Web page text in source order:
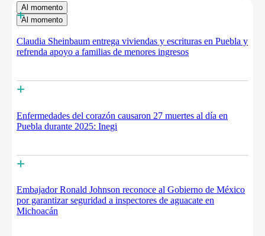
Al momento
Al momento
+
Claudia Sheinbaum entrega viviendas y escrituras en Puebla y
refrenda apoyo a familias de menores ingresos
+
Enfermedades del corazón causaron 27 muertes al día en
Puebla durante 2025: Inegi
+
Embajador Ronald Johnson reconoce al Gobierno de México
por garantizar seguridad a inspectores de aguacate en
Michoacán